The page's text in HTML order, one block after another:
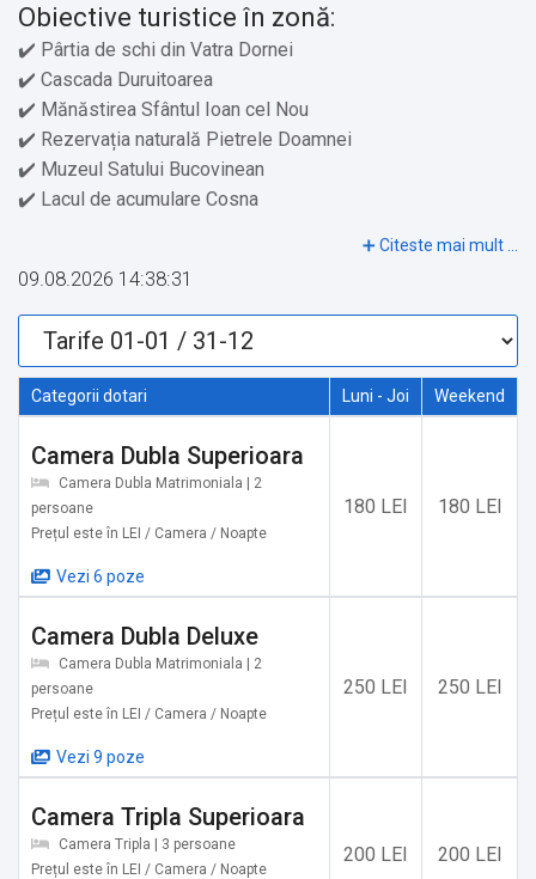
Obiective turistice în zonă:
✔️ Pârtia de schi din Vatra Dornei
✔️ Cascada Duruitoarea
✔️ Mănăstirea Sfântul Ioan cel Nou
✔️ Rezervația naturală Pietrele Doamnei
✔️ Muzeul Satului Bucovinean
✔️ Lacul de acumulare Cosna
✔️ Parcul Național Călimani
✔️ Râul Bistrița
✔️ Peștera Liliecilor
✔️ Lacul Fântâna lui Botorog
✔️ Vârful Pietrosul Călimaniului
✔️ Biserica de lemn din Budești
✔️ Platoul Bucovinei
✔️ Parcul Natural Munții Rarău-Giumalău
✔️ Stâna Muzeu Vatra Dornei
✔️ Rezervația naturală Poiana Stampei
✔️ Vârful Rarău
✔️ Cetatea de Scaun a Sucevei
✔️ Biserica de lemn din Dorna Arini
✔️ Parcul Memorial Cimitirul Eroilor Cosna
09.08.2026 14:38:31
Categorii dotari Luni - Joi Weekend
Camera Dubla Superioara
Camera Dubla Matrimoniala | 2
persoane
Prețul este în LEI / Camera / Noapte
Vezi 6 poze
180 LEI 180 LEI
Camera Dubla Deluxe
Camera Dubla Matrimoniala | 2
persoane
Prețul este în LEI / Camera / Noapte
Vezi 9 poze
250 LEI 250 LEI
Camera Tripla Superioara
Camera Tripla | 3 persoane
Prețul este în LEI / Camera / Noapte
200 LEI 200 LEI